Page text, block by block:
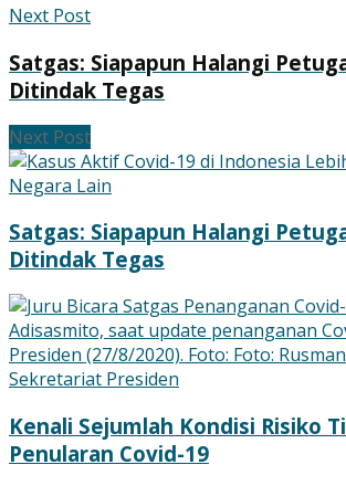
Next Post
Satgas: Siapapun Halangi
Ditindak Tegas
Next Post
Satgas: Siapapun Halangi
Ditindak Tegas
Kenali Sejumlah Kondisi Risiko
Penularan Covid-19